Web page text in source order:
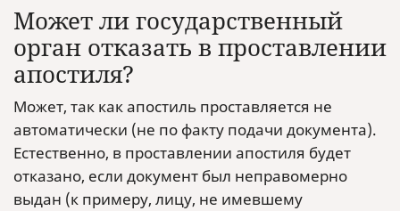
Может ли государственный
орган отказать в проставлении
апостиля?
Может, так как апостиль проставляется не
автоматически (не по факту подачи документа).
Естественно, в проставлении апостиля будет
отказано, если документ был неправомерно
выдан (к примеру, лицу, не имевшему